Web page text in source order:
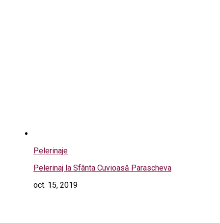
Pelerinaje
Pelerinaj la Sfânta Cuvioasă Parascheva
oct. 15, 2019